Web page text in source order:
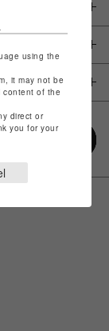
using the
it may not be
content of the
direct or
you for your